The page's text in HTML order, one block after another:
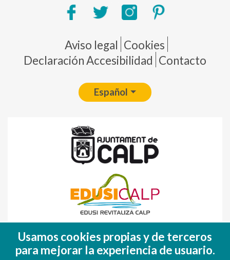
Pie de página
Aviso legal Cookies
Declaración Accesibilidad Contacto
Español
(FEDER)
Usamos cookies propias y de terceros
para mejorar la experiencia de usuario.